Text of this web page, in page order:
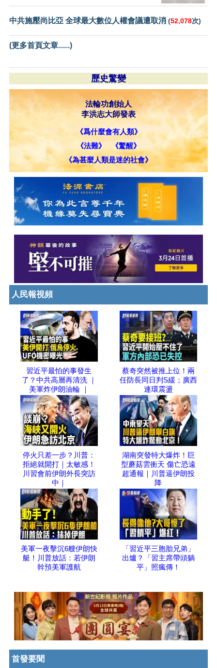
中共施壓尚比亞 全球最大數位人權會議遭取消 (52,078次)
(更多首頁文章......)
歷史驚變
法輪功創始人
李洪志大師發表
《爲什麼會有人類》
《法難》
《驚醒》
《為甚麼人類是迷的社會》
人民報視頻
習近平最怕的事發生
了？中共高層再清洗 ｜
美軍炸伊朗油輪 ｜
蔡奇突然被推上位！兩
任防長同日判S緩；廣西
連環震盪
停火只差一步？川普：
拒絕就開打｜太敏感！
川習會前伊朗外長突訪
中｜
湖南突發特大爆炸！巨
型蘑菇雲衝天 傷亡恐遠
超通報｜川普逼伊朗投
降
美軍一夜擊沉6艘伊朗快
艇！川普放話：若伊朗
幹預美軍護航
「習近平三胞胎兄弟」
出爐？「習主席帶頭躺
平」照瘋傳！
首發要聞